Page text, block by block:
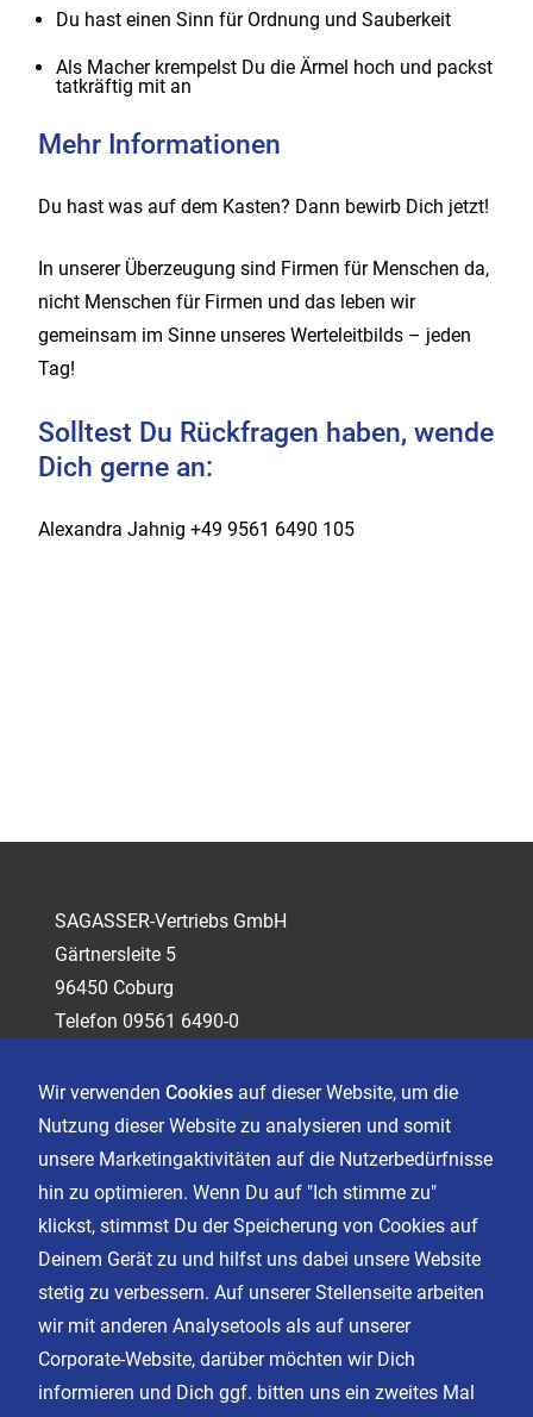
Du hast einen Sinn für Ordnung und Sauberkeit
Als Macher krempelst Du die Ärmel hoch und packst
tatkräftig mit an
Mehr Informationen
Du hast was auf dem Kasten? Dann bewirb Dich jetzt!
In unserer Überzeugung sind Firmen für Menschen da,
nicht Menschen für Firmen und das leben wir
gemeinsam im Sinne unseres Werteleitbilds – jeden
Tag!
Solltest Du Rückfragen haben, wende
Dich gerne an:
Alexandra Jahnig +49 9561 6490 105
SAGASSER-Vertriebs GmbH
Gärtnersleite 5
96450 Coburg
Telefon 09561 6490-0
Impressum
Datenschutz
AGB
Cookie Einstellungen
Wir verwenden Cookies auf dieser Website, um die
Nutzung dieser Website zu analysieren und somit
unsere Marketingaktivitäten auf die Nutzerbedürfnisse
hin zu optimieren. Wenn Du auf "Ich stimme zu"
klickst, stimmst Du der Speicherung von Cookies auf
Deinem Gerät zu und hilfst uns dabei unsere Website
stetig zu verbessern. Auf unserer Stellenseite arbeiten
wir mit anderen Analysetools als auf unserer
Corporate-Website, darüber möchten wir Dich
informieren und Dich ggf. bitten uns ein zweites Mal